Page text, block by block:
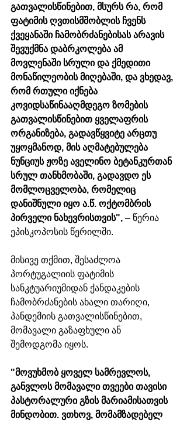
გათვალისწინებით, მსურს რა, რომ
ფატიმის ღვთისმშობლის ჩვენს
ქვეყანაში ჩამობრძანებისას არავის
შევუქმნა დაბრკოლება ამ
მოვლენაში სრული და ქმედითი
მონაწილეობის მიღებაში, და ვხედავ,
რომ რთული იქნება
კოვიდსაწინააღმდეგო ზომების
გათვალისწინებით ყველაფრის
ორგანიზება, გადავწყვიტე არცთუ
უყოყმანოდ, მის აღმატებულება
ნუნციუს ჟოზე აველინო ბეტანკურთან
სრულ თანხმობაში, გადავდო ეს
მომლოცველობა, რომელიც
დანიშნული იყო ა.წ. ოქტომბრის
პირველი ნახევრისთვის", – წერია
ეპისკოპოსის წერილში.
მისივე თქმით, შესაძლოა
პორტუგალიის ფატიმის
სანკტუარიუმიდან ქანდაკების
ჩამობრძანების ახალი თარიღი,
პანდემიის გათვალისწინებით,
მომავალი გაზაფხული ან
შემოდგომა იყოს.
"მოვუხმობ ყოველ სამრევლოს,
განვლოს მომავალი თვეები თავისი
პასტორალური გზის მარიამისათვის
მინდობით. ვთხოვ, მომამზადებელ